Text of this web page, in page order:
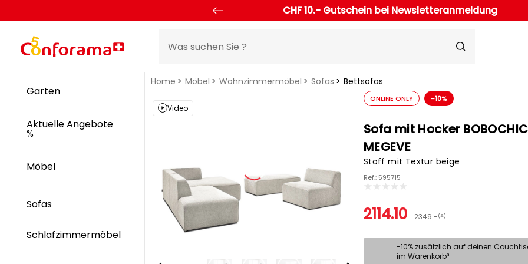
CHF 10.- Gutschein bei Newsletteranmeldung
Garten
Aktuelle Angebote
%
Möbel
Sofas
Schlafzimmermöbel
Home Möbel Wohnzimmermöbel Sofas Bettsofas
Video
ONLINE ONLY -10%
Sofa mit Hocker BOBOCHIC
MEGEVE
Stoff mit Textur beige
Ref.: 595715
2114.10 2349.-(A)
-10% zusätzlich auf deinen
im Warenkorb³